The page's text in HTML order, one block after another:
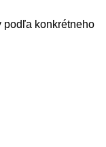
podľa konkrétneho